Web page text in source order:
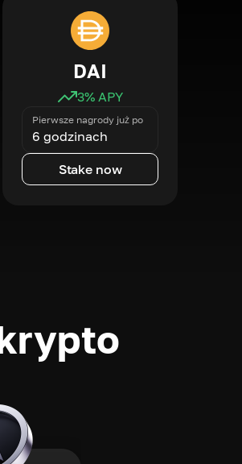
DAI
3% APY
Pierwsze nagrody już po
6 godzinach
Stake now